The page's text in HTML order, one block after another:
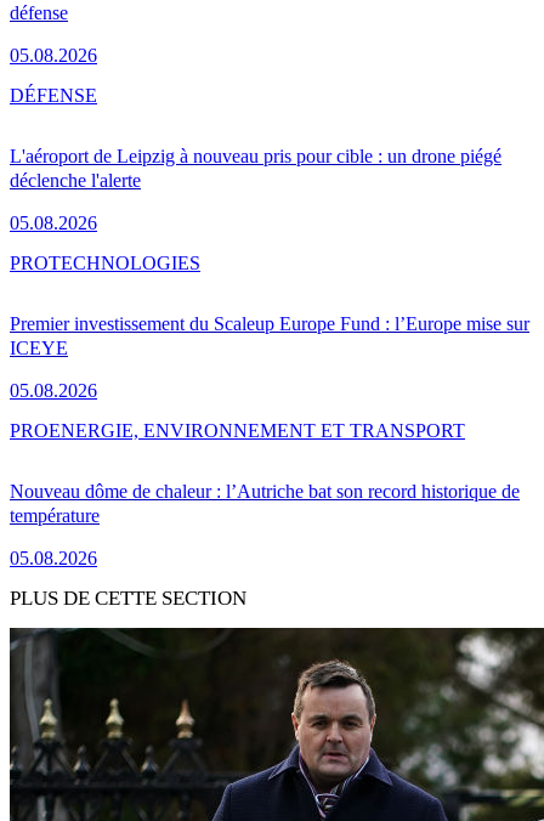
défense
05.08.2026
L'aéroport de Leipzig à nouveau pris pour cible : un drone piégé
déclenche l'alerte
05.08.2026
DÉFENSE
Premier investissement du Scaleup Europe Fund : l’Europe mise sur
ICEYE
05.08.2026
PROTECHNOLOGIES
Nouveau dôme de chaleur : l’Autriche bat son record historique de
température
05.08.2026
PROENERGIE, ENVIRONNEMENT ET TRANSPORT
PLUS DE CETTE SECTION